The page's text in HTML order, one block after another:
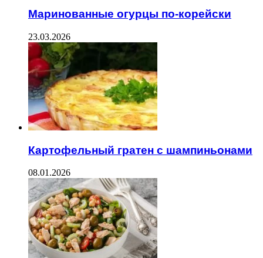
Маринованные огурцы по-корейски
23.03.2026
Картофельный гратен с шампиньонами
08.01.2026